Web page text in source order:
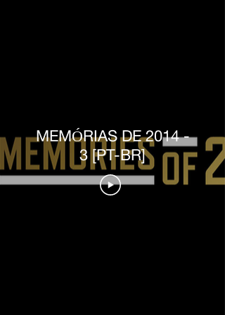
MEMÓRIAS DE 2014 -
3 [PT-BR]